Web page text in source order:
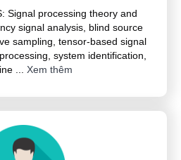
Signal processing theory and
signal analysis, blind source
sampling, tensor-based signal
system identification,
Xem thêm